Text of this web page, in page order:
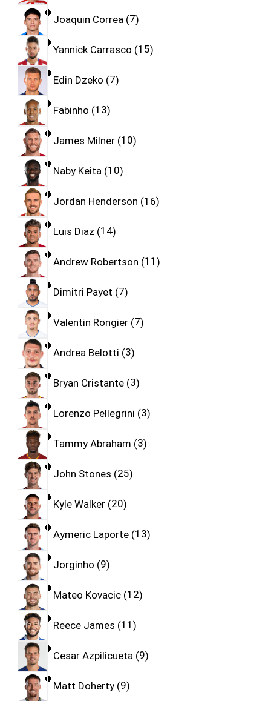
Joaquin Correa 7
Yannick Carrasco 15
Edin Dzeko 7
Fabinho 13
James Milner 10
Naby Keita 10
Jordan Henderson 16
Luis Diaz 14
Andrew Robertson 11
Dimitri Payet 7
Valentin Rongier 7
Andrea Belotti 3
Bryan Cristante 3
Lorenzo Pellegrini 3
Tammy Abraham 3
John Stones 25
Kyle Walker 20
Aymeric Laporte 13
Jorginho 9
Mateo Kovacic 12
Reece James 11
Cesar Azpilicueta 9
Matt Doherty 9